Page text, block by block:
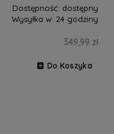
Dostępność: dostępny
Wysyłka w: 24 godziny
349,99 zł
Do Koszyka